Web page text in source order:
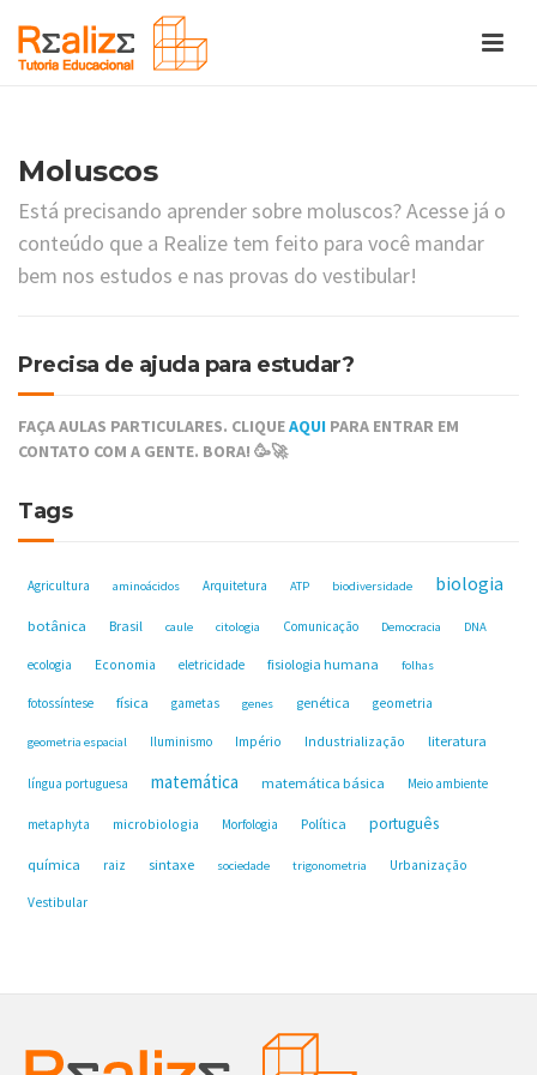
Moluscos
Está precisando aprender sobre moluscos? Acesse já o
conteúdo que a Realize tem feito para você mandar
bem nos estudos e nas provas do vestibular!
Precisa de ajuda para estudar?
FAÇA AULAS PARTICULARES. CLIQUEAQUI PARA ENTRAR EM
CONTATO COM A GENTE. BORA! 🥳🚀
Tags
Agricultura aminoácidos Arquitetura ATP biodiversidade biologia
botânica Brasil caule citologia Comunicação Democracia DNA
ecologia Economia eletricidade fisiologia humana folhas
fotossíntese física gametas genes genética geometria
geometria espacial Iluminismo Império Industrialização literatura
língua portuguesa matemática matemática básica Meio ambiente
metaphyta microbiologia Morfologia Política português
química raiz sintaxe sociedade trigonometria Urbanização
Vestibular